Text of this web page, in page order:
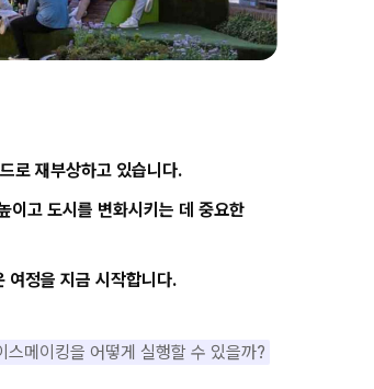
로 재부상하고 있습니다.
이고 도시를 변화시키는 데 중요한
여정을 지금 시작합니다.
스메이킹을 어떻게 실행할 수 있을까?